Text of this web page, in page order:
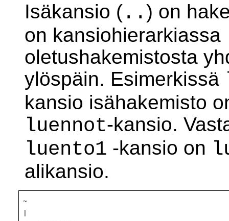
Isäkansio ( .. ) on
on kansiohierarkiassa
oletushakemistosta
ylöspäin. Esimerkissä
kansio isähakemisto
luennot-kansio.
luento1 -kansio on
alikansio.
~